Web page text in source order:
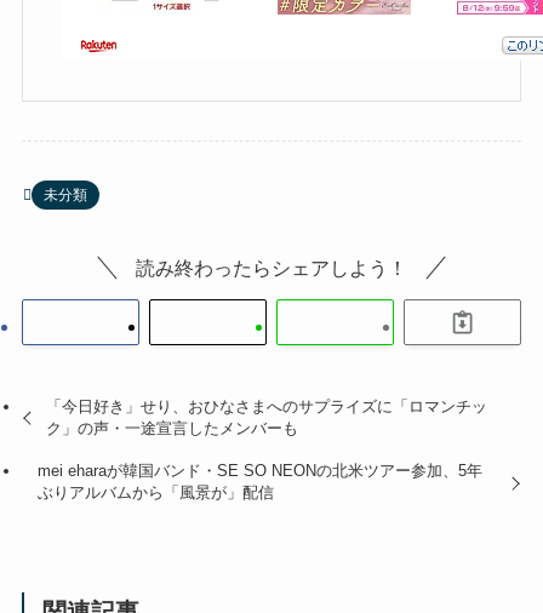
未分類
読み終わったらシェアしよう！
「今日好き」せり、おひなさまへのサプライズに「ロマンチッ
ク」の声・一途宣言したメンバーも
mei eharaが韓国バンド・SE SO NEONの北米ツアー参加、5年
ぶりアルバムから「風景が」配信